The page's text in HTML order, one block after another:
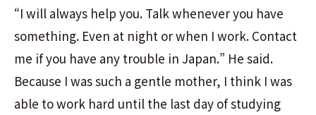
“I will always help you. Talk whenever you have
something. Even at night or when I work. Contact
me if you have any trouble in Japan.” He said.
Because I was such a gentle mother, I think I was
able to work hard until the last day of studying